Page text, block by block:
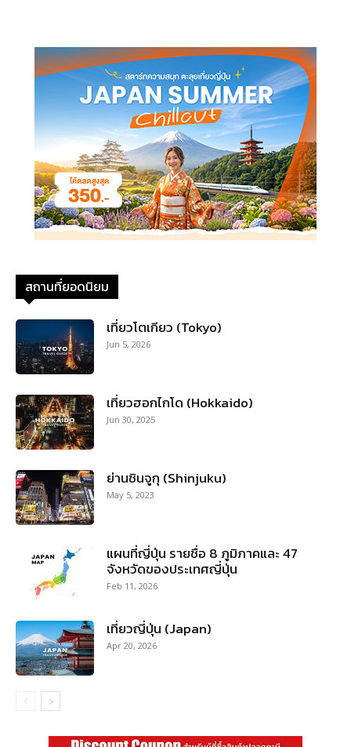
สถานที่ยอดนิยม
เที่ยวโตเกียว (Tokyo)
Jun 5, 2026
เที่ยวฮอกไกโด (Hokkaido)
Jun 30, 2025
ย่านชินจูกุ (Shinjuku)
May 5, 2023
แผนที่ญี่ปุ่น รายชื่อ 8 ภูมิภาคและ 47
จังหวัดของประเทศญี่ปุ่น
Feb 11, 2026
เที่ยวญี่ปุ่น (Japan)
Apr 20, 2026